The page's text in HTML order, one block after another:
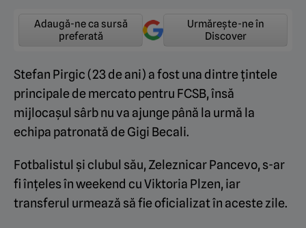
Adaugă-ne ca sursă
preferată
Urmărește-ne în
Discover
Stefan Pirgic (23 de ani) a fost una dintre țintele
principale de mercato pentru FCSB, însă
mijlocașul sârb nu va ajunge până la urmă la
echipa patronată de Gigi Becali.
Fotbalistul și clubul său, Zeleznicar Pancevo, s-ar
fi înțeles în weekend cu Viktoria Plzen, iar
transferul urmează să fie oficializat în aceste zile.